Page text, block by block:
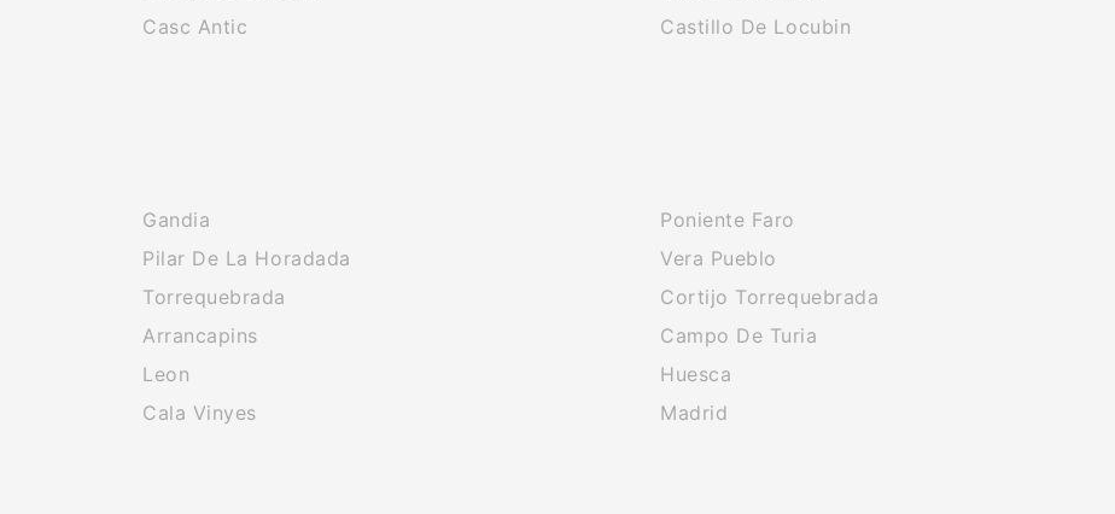
Casc Antic
Castillo De Locubin
Gandia
Pilar De La Horadada
Torrequebrada
Arrancapins
Leon
Cala Vinyes
Poniente Faro
Vera Pueblo
Cortijo Torrequebrada
Campo De Turia
Huesca
Madrid